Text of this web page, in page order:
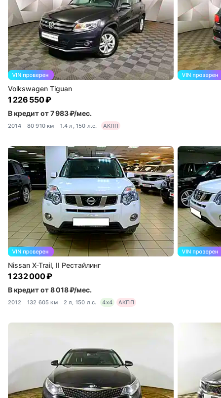
Volkswagen Tiguan
1 226 550 ₽
В кредит от 7 983 ₽/мес.
2014 80 910 км 1.4 л, 150 л.с. АКПП
Nissan X-Trail, II Рестайлинг
1 232 000 ₽
В кредит от 8 018 ₽/мес.
2012 132 605 км 2 л, 150 л.с. 4x4 АКПП